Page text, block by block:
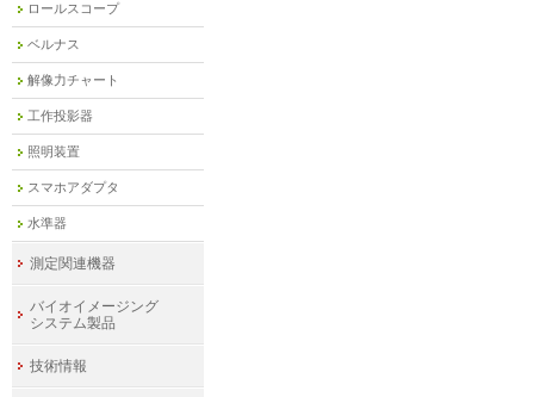
ロールスコープ
ベルナス
解像力チャート
工作投影器
照明装置
スマホアダプタ
水準器
測定関連機器
バイオイメージング
システム製品
技術情報